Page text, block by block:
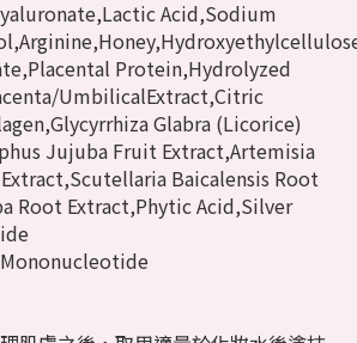
Acid,Sodium
Protein,Hydrolyzed
UmbilicalExtract,Citric
Glabra (Licorice)
Jujuba Fruit Extract,Artemisia
Baicalensis Root
Root Extract,Phytic Acid,Silver